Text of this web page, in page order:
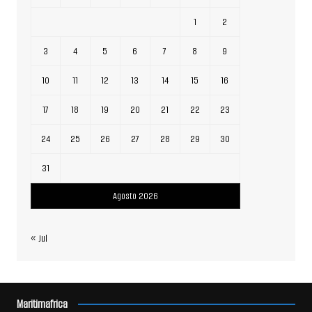
Agosto 2026
1 2
3 4 5 6 7 8 9
10 11 12 13 14 15 16
17 18 19 20 21 22 23
24 25 26 27 28 29 30
31
« Jul
Maritimafrica